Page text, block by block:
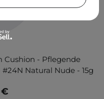
Cushion - Pflegende
Natural Nude - 15g
€